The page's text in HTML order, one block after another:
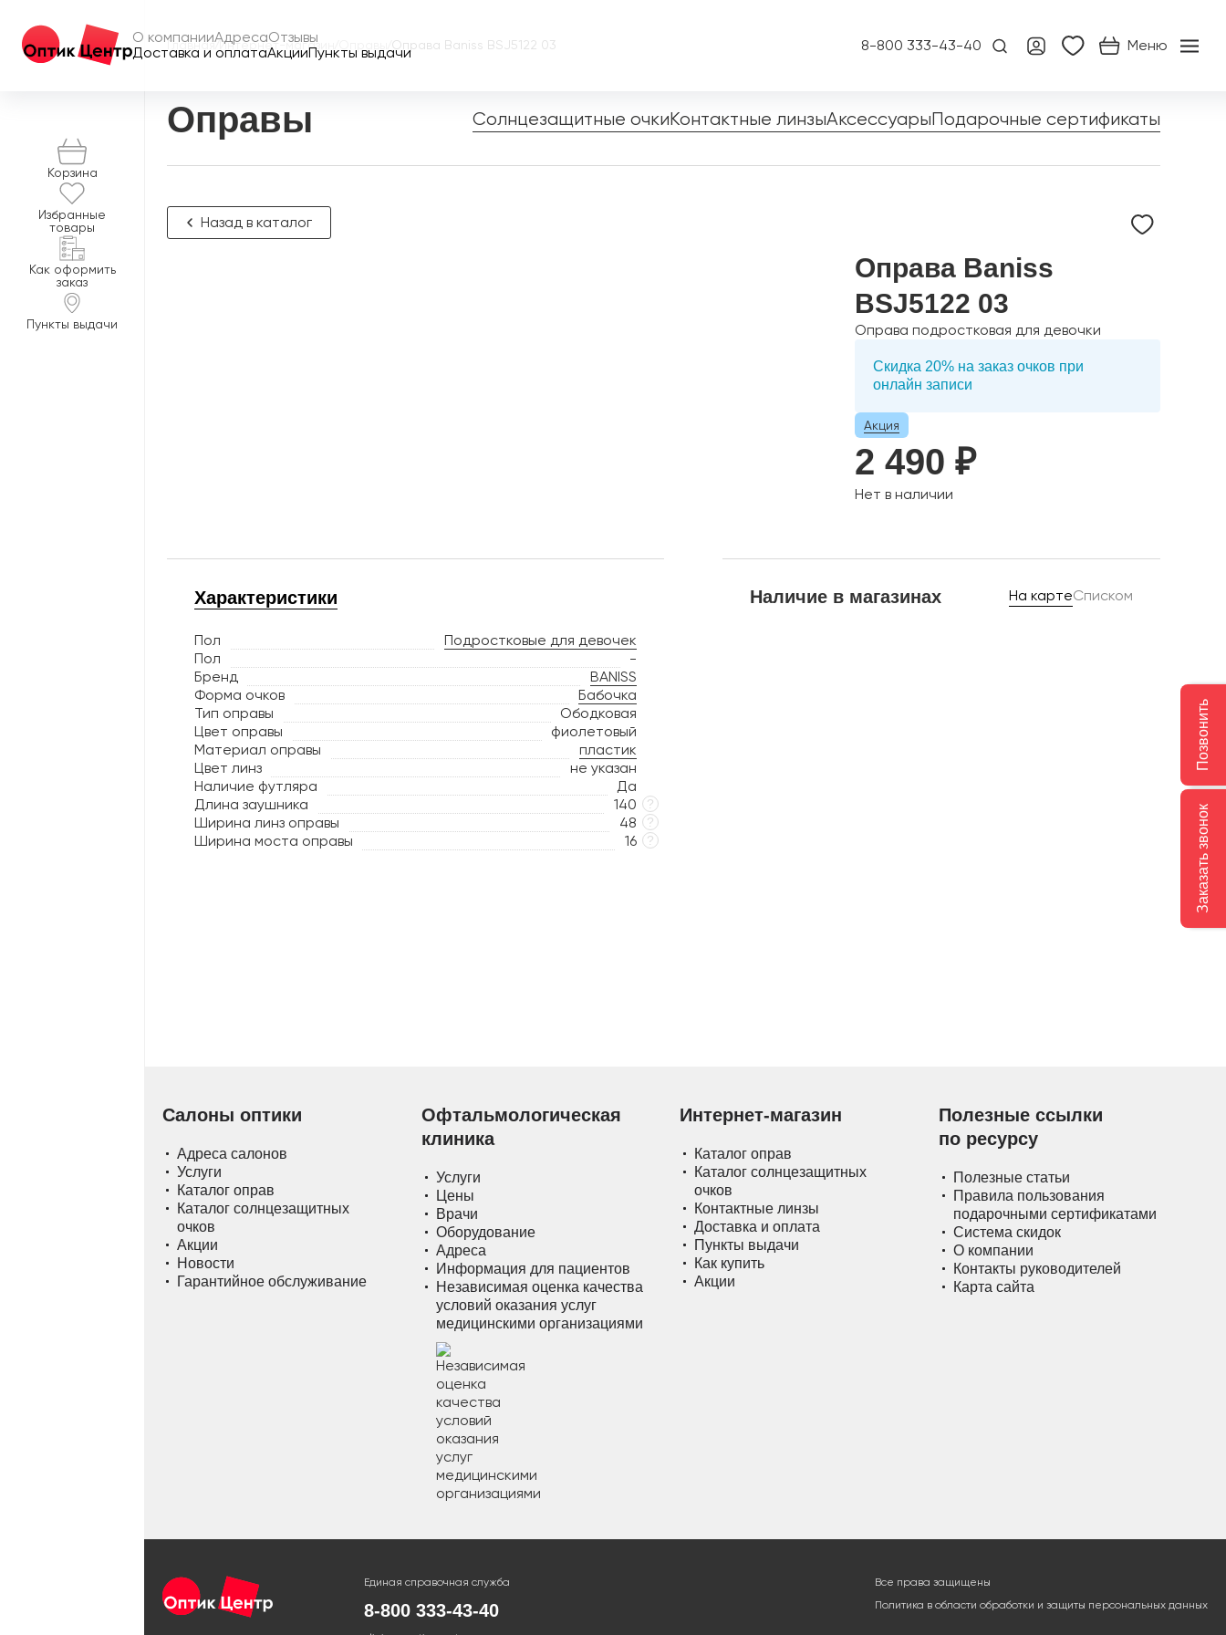
О компанииАдресаОтзывы
Доставка и оплатаАкцииПункты выдачи 8-800 333-43-40 Меню
Корзина
Избранные
товары
Как оформить
заказ
Пункты выдачи
Главная/ Интернет-магазин Оправа Baniss BSJ5122 03
Оправы Солнцезащитные очкиКонтактные линзыАксессуарыПодарочные сертификаты
Назад в каталог
Оправа Baniss
BSJ5122 03
Оправа подростковая для девочки
Скидка 20% на заказ очков при
онлайн записи
Акция
2 490 ₽
Нет в наличии
Характеристики
Пол
Подростковые для девочек
Пол
-
Бренд
BANISS
Форма очков
Бабочка
Тип оправы
Ободковая
Цвет оправы
фиолетовый
Материал оправы
пластик
Цвет линз
не указан
Наличие футляра
Да
Длина заушника
140 ?
Ширина линз оправы 48 ?
Ширина моста оправы 16 ?
Наличие в магазинах На картеСписком
Салоны оптики
Адреса салонов
Услуги
Каталог оправ
Каталог солнцезащитных
очков
Акции
Новости
Гарантийное обслуживание
Офтальмологическая
клиника
Услуги
Цены
Врачи
Оборудование
Адреса
Информация для пациентов
Независимая оценка качества
условий оказания услуг
медицинскими организациями
Интернет-магазин
Каталог оправ
Каталог солнцезащитных
очков
Контактные линзы
Доставка и оплата
Пункты выдачи
Как купить
Акции
Полезные ссылки
по ресурсу
Полезные статьи
Правила пользования
подарочными сертификатами
Система скидок
О компании
Контакты руководителей
Карта сайта
Единая справочная служба
8-800 333-43-40
Все права защищены
Политика в области обработки и защиты персональных данных
Заказать звонок
Позвонить